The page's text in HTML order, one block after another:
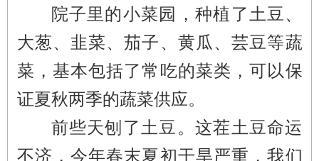
院子里的小菜园，种植了土豆、
大葱、韭菜、茄子、黄瓜、芸豆等蔬
菜，基本包括了常吃的菜类，可以保
证夏秋两季的蔬菜供应。
前些天刨了土豆。这茬土豆命运
不济，今年春末夏初干旱严重，我们